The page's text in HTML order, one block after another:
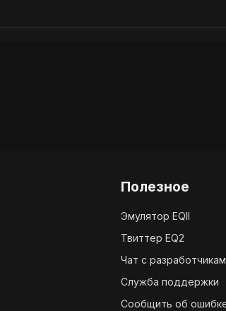
Полезное
Эмулятор EQII
Твиттер EQ2
Чат с
Служба поддержки
Сообщить об